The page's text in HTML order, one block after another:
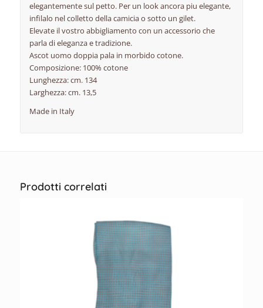
elegantemente sul petto. Per un look ancora piu elegante,
infilalo nel colletto della camicia o sotto un gilet.
Elevate il vostro abbigliamento con un accessorio che
parla di eleganza e tradizione.
Ascot uomo doppia pala in morbido cotone.
Composizione: 100% cotone
Lunghezza: cm. 134
Larghezza: cm. 13,5
Made in Italy
Prodotti correlati